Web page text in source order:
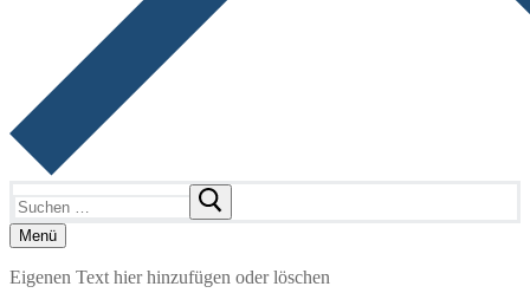
nach:
Menü
Eigenen Text hier hinzufügen oder löschen